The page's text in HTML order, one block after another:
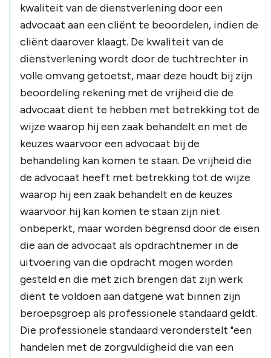
kwaliteit van de dienstverlening door een
advocaat aan een cliënt te beoordelen, indien de
cliënt daarover klaagt. De kwaliteit van de
dienstverlening wordt door de tuchtrechter in
volle omvang getoetst, maar deze houdt bij zijn
beoordeling rekening met de vrijheid die de
advocaat dient te hebben met betrekking tot de
wijze waarop hij een zaak behandelt en met de
keuzes waarvoor een advocaat bij de
behandeling kan komen te staan. De vrijheid die
de advocaat heeft met betrekking tot de wijze
waarop hij een zaak behandelt en de keuzes
waarvoor hij kan komen te staan zijn niet
onbeperkt, maar worden begrensd door de eisen
die aan de advocaat als opdrachtnemer in de
uitvoering van die opdracht mogen worden
gesteld en die met zich brengen dat zijn werk
dient te voldoen aan datgene wat binnen zijn
beroepsgroep als professionele standaard geldt.
Die professionele standaard veronderstelt "een
handelen met de zorgvuldigheid die van een